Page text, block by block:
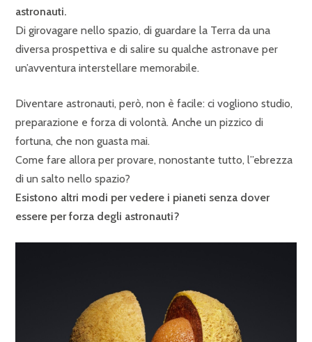
astronauti.
Di girovagare nello spazio, di guardare la Terra da una
diversa prospettiva e di salire su qualche astronave per
un’avventura interstellare memorabile.
Diventare astronauti, però, non è facile: ci vogliono studio,
preparazione e forza di volontà. Anche un pizzico di
fortuna, che non guasta mai.
Come fare allora per provare, nonostante tutto, l”ebrezza
di un salto nello spazio?
Esistono altri modi per vedere i pianeti senza dover
essere per forza degli astronauti?